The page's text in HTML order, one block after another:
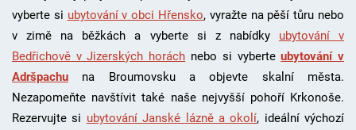
vyberte si ubytování v obci Hřensko, vyražte na pěší tůru nebo
v zimě na běžkách a vyberte si z nabídky ubytování v
Bedřichově v Jizerských horách nebo si vyberteubytování v
Adršpachu
na Broumovsku a objevte skalní města.
Nezapomeňte navštívit také naše nejvyšší pohoří Krkonoše.
Rezervujte si ubytování Janské lázně a okolí, ideální výchozí